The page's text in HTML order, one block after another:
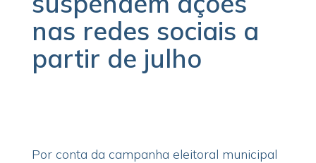
nas redes sociais a
partir de julho
Por conta da campanha eleitoral municipal